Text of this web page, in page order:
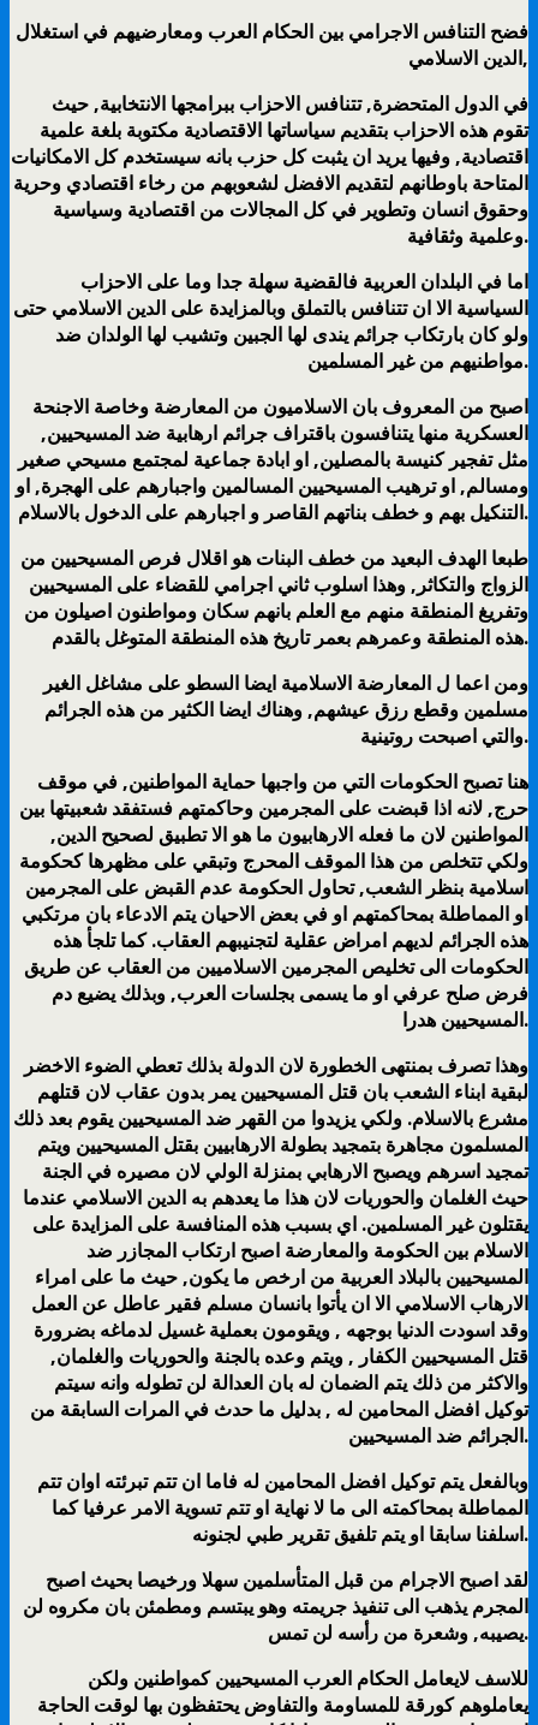
الدين الاسلامي,
تقوم هذه الاحزاب بتقديم سياساتها الاقتصادية مكتوبة بلغة علمية
اقتصادية, وفيها يريد ان يثبت كل حزب بانه سيستخدم كل الامكانيات
المتاحة باوطانهم لتقديم الافضل لشعوبهم من رخاء اقتصادي وحرية
وحقوق انسان وتطوير في كل المجالات من اقتصادية وسياسية
وعلمية وثقافية.
السياسية الا ان تتنافس بالتملق وبالمزايدة على الدين الاسلامي حتى
ولو كان بارتكاب جرائم يندى لها الجبين وتشيب لها الولدان ضد
مواطنيهم من غير المسلمين.
اصبح من المعروف بان الاسلاميون من المعارضة وخاصة الاجنحة
العسكرية منها يتنافسون باقتراف جرائم ارهابية ضد المسيحيين,
مثل تفجير كنيسة بالمصلين, او ابادة جماعية لمجتمع مسيحي صغير
ومسالم, او ترهيب المسيحيين المسالمين واجبارهم على الهجرة, او
التنكيل بهم و خطف بناتهم القاصر و اجبارهم على الدخول بالاسلام.
الزواج والتكاثر, وهذا اسلوب ثاني اجرامي للقضاء على المسيحيين
وتفريغ المنطقة منهم مع العلم بانهم سكان ومواطنون اصيلون من
هذه المنطقة وعمرهم بعمر تاريخ هذه المنطقة المتوغل بالقدم.
ومن اعما ل المعارضة الاسلامية ايضا السطو على مشاغل الغير
مسلمين وقطع رزق عيشهم, وهناك ايضا الكثير من هذه الجرائم
والتي اصبحت روتينية.
حرج, لانه اذا قبضت على المجرمين وحاكمتهم فستفقد شعبيتها بين
المواطنين لان ما فعله الارهابيون ما هو الا تطبيق لصحيح الدين,
ولكي تتخلص من هذا الموقف المحرج وتبقي على مظهرها كحكومة
اسلامية بنظر الشعب, تحاول الحكومة عدم القبض على المجرمين
او المماطلة بمحاكمتهم او في بعض الاحيان يتم الادعاء بان مرتكبي
هذه الجرائم لديهم امراض عقلية لتجنيبهم العقاب. كما تلجأ هذه
الحكومات الى تخليص المجرمين الاسلاميين من العقاب عن طريق
فرض صلح عرفي او ما يسمى بجلسات العرب, وبذلك يضيع دم
المسيحيين هدرا.
لبقية ابناء الشعب بان قتل المسيحيين يمر بدون عقاب لان قتلهم
مشرع بالاسلام. ولكي يزيدوا من القهر ضد المسيحيين يقوم بعد ذلك
المسلمون مجاهرة بتمجيد بطولة الارهابيين بقتل المسيحيين ويتم
تمجيد اسرهم ويصبح الارهابي بمنزلة الولي لان مصيره في الجنة
حيث الغلمان والحوريات لان هذا ما يعدهم به الدين الاسلامي عندما
يقتلون غير المسلمين. اي بسبب هذه المنافسة على المزايدة على
الاسلام بين الحكومة والمعارضة اصبح ارتكاب المجازر ضد
المسيحيين بالبلاد العربية من ارخص ما يكون, حيث ما على امراء
الارهاب الاسلامي الا ان يأتوا بانسان مسلم فقير عاطل عن العمل
وقد اسودت الدنيا بوجهه , ويقومون بعملية غسيل لدماغه بضرورة
قتل المسيحيين الكفار , ويتم وعده بالجنة والحوريات والغلمان,
والاكثر من ذلك يتم الضمان له بان العدالة لن تطوله وانه سيتم
توكيل افضل المحامين له , بدليل ما حدث في المرات السابقة من
الجرائم ضد المسيحيين.
المماطلة بمحاكمته الى ما لا نهاية او تتم تسوية الامر عرفيا كما
اسلفنا سابقا او يتم تلفيق تقرير طبي لجنونه.
لقد اصبح الاجرام من قبل المتأسلمين سهلا ورخيصا بحيث اصبح
المجرم يذهب الى تنفيذ جريمته وهو يبتسم ومطمئن بان مكروه لن
يصيبه, وشعرة من رأسه لن تمس.
يعاملوهم كورقة للمساومة والتفاوض يحتفظون بها لوقت الحاجة